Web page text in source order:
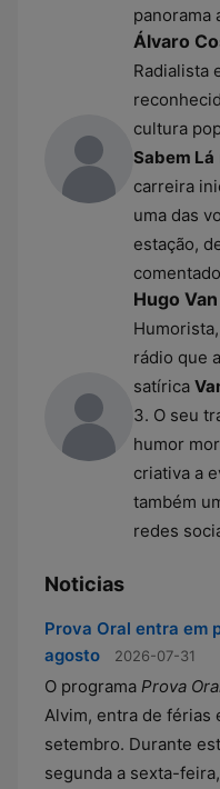
panorama
Álvaro
Radialista
cultura
Sabem Lá
carreira
uma das
estação,
Hugo
rádio que
satírica
3. O seu
humor
criativa a
também
redes
Noticias
Prova Oral entra em
agosto
2026-07-31
O programa Prova
Alvim, entra de férias
setembro. Durante
segunda a sexta-